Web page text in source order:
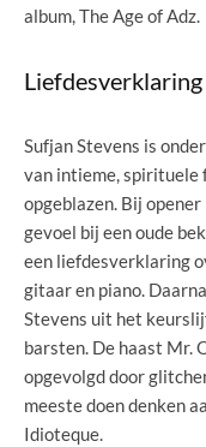
album, The Age of Adz.
Liefdesverklaring
Sufjan Stevens is
van intieme, spirituele
opgeblazen. Bij
gevoel bij een oude
een liefdesverklaring
gitaar en piano.
Stevens uit het
barsten. De haast Mr.
opgevolgd door
meeste doen denken
Idioteque.